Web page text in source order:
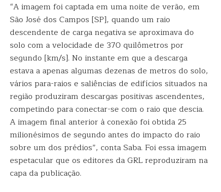
“A imagem foi captada em uma noite de verão, em
São José dos Campos [SP], quando um raio
descendente de carga negativa se aproximava do
solo com a velocidade de 370 quilômetros por
segundo [km/s]. No instante em que a descarga
estava a apenas algumas dezenas de metros do solo,
vários para-raios e saliências de edifícios situados na
região produziram descargas positivas ascendentes,
competindo para conectar-se com o raio que descia.
A imagem final anterior à conexão foi obtida 25
milionésimos de segundo antes do impacto do raio
sobre um dos prédios”, conta Saba. Foi essa imagem
espetacular que os editores da GRL reproduziram na
capa da publicação.